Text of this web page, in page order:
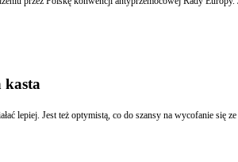
kasta
Zdaniem prezesa